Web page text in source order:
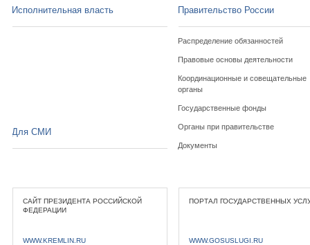
Исполнительная власть Правительство России
Распределение обязанностей
Правовые основы деятельности
Координационные и совещательные
органы
Государственные фонды
Органы при правительстве
Документы
Для СМИ
САЙТ ПРЕЗИДЕНТА РОССИЙСКОЙ
ФЕДЕРАЦИИ
WWW.KREMLIN.RU
ПОРТАЛ ГОСУДАРСТВЕННЫХ
WWW.GOSUSLUGI.RU